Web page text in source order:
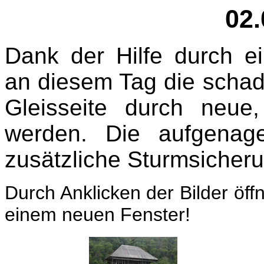
Dank der Hilfe durch
an diesem Tag die
Gleisseite durch
werden. Die
zusätzliche
Durch Anklicken der Bilder
einem neuen Fenster!